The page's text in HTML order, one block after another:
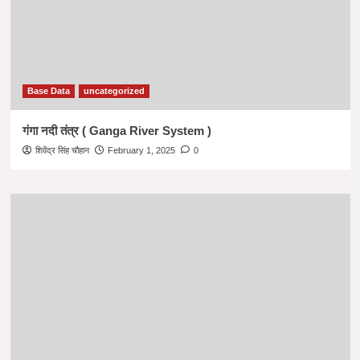
Base Data uncategorized
गंगा नदी तंत्र ( Ganga River System )
शिवेंद्र सिंह चौहान February 1, 2025 0